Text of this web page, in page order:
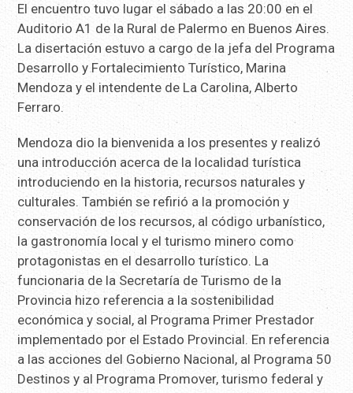
El encuentro tuvo lugar el sábado a las 20:00 en el
Auditorio A1 de la Rural de Palermo en Buenos Aires.
La disertación estuvo a cargo de la jefa del Programa
Desarrollo y Fortalecimiento Turístico, Marina
Mendoza y el intendente de La Carolina, Alberto
Ferraro.
Mendoza dio la bienvenida a los presentes y realizó
una introducción acerca de la localidad turística
introduciendo en la historia, recursos naturales y
culturales. También se refirió a la promoción y
conservación de los recursos, al código urbanístico,
la gastronomía local y el turismo minero como
protagonistas en el desarrollo turístico. La
funcionaria de la Secretaría de Turismo de la
Provincia hizo referencia a la sostenibilidad
económica y social, al Programa Primer Prestador
implementado por el Estado Provincial. En referencia
a las acciones del Gobierno Nacional, al Programa 50
Destinos y al Programa Promover, turismo federal y